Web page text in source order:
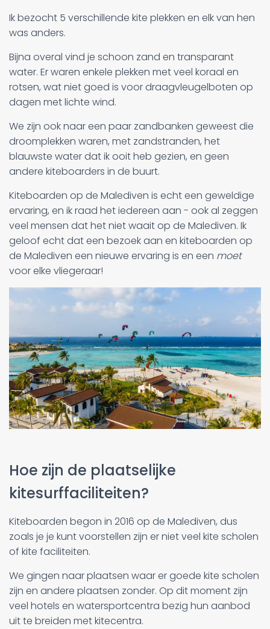
Ik bezocht 5 verschillende kite plekken en elk van hen
was anders.
Bijna overal vind je schoon zand en transparant
water. Er waren enkele plekken met veel koraal en
rotsen, wat niet goed is voor draagvleugelboten op
dagen met lichte wind.
We zijn ook naar een paar zandbanken geweest die
droomplekken waren, met zandstranden, het
blauwste water dat ik ooit heb gezien, en geen
andere kiteboarders in de buurt.
Kiteboarden op de Malediven is echt een geweldige
ervaring, en ik raad het iedereen aan - ook al zeggen
veel mensen dat het niet waait op de Malediven. Ik
geloof echt dat een bezoek aan en kiteboarden op
de Malediven een nieuwe ervaring is en een moet
voor elke vliegeraar!
Hoe zijn de plaatselijke
kitesurffaciliteiten?
Kiteboarden begon in 2016 op de Malediven, dus
zoals je je kunt voorstellen zijn er niet veel kite scholen
of kite faciliteiten.
We gingen naar plaatsen waar er goede kite scholen
zijn en andere plaatsen zonder. Op dit moment zijn
veel hotels en watersportcentra bezig hun aanbod
uit te breiden met kitecentra.